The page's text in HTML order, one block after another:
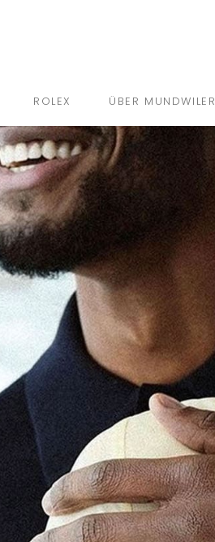
ROLEX ÜBER MUNDWILER